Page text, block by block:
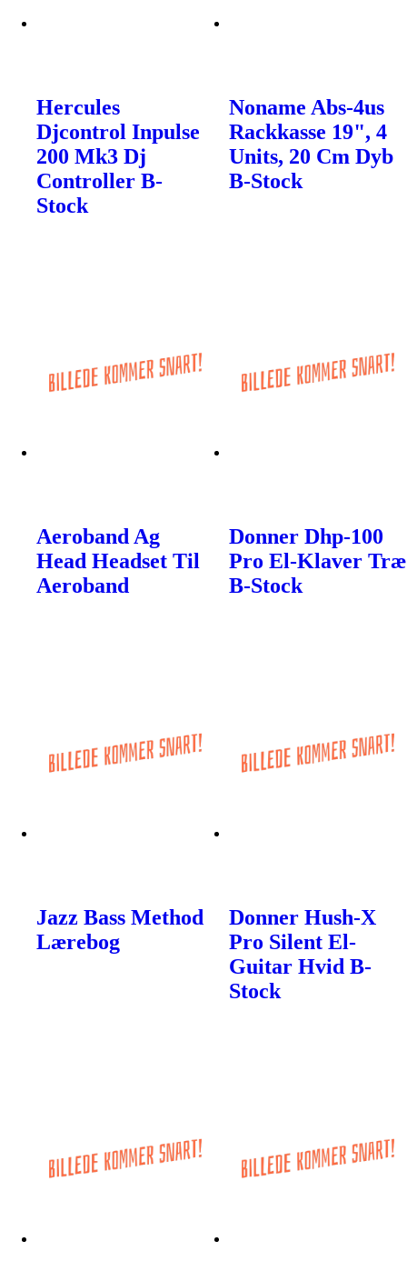
Hercules
Djcontrol Inpulse
200 Mk3 Dj
Controller B-
Stock
Noname Abs-4us
Rackkasse 19", 4
Units, 20 Cm Dyb
B-Stock
Aeroband Ag
Head Headset Til
Aeroband
Donner Dhp-100
Pro El-Klaver Træ
B-Stock
Jazz Bass Method
Lærebog
Donner Hush-X
Pro Silent El-
Guitar Hvid B-
Stock